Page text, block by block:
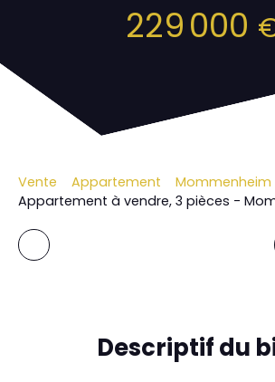
229 000
Vente Appartement
Mommenheim
Appartement à vendre, 3 pièces -
Descriptifdu